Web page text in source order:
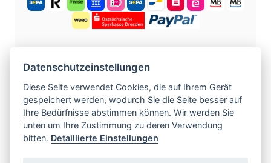
©2004 -2026tschechische-traumfrauen.de.
Alle Rechte vorbehalten.
KOSTENLOS ANMELDEN
Datenschutzeinstellungen
Diese Seite verwendet Cookies, die auf Ihrem Gerät
gespeichert werden, wodurch Sie die Seite besser auf
Ihre Bedürfnisse abstimmen können. Wir werden Sie
unten um Ihre Zustimmung zu deren Verwendung
bitten. Detaillierte Einstellungen